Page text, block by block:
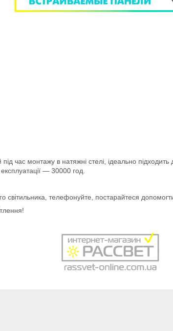
час монтажу в натяжні стелі, ідеально
— 30000 год.
світильника, телефонуйте, постарайтеся